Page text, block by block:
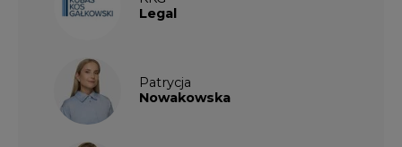
Patrycja
Nowakowska
Patrycja